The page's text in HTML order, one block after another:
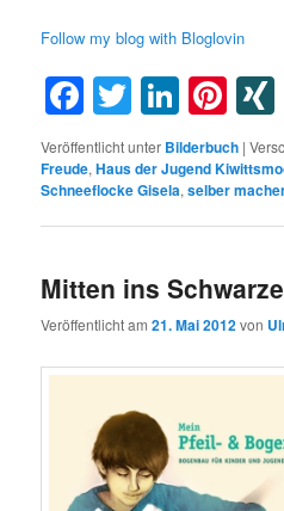
Follow my blog with Bloglovin
Facebook
Twitter
Veröffentlicht unter Bilderbuch |
Freude,Haus der Jugend
Schneeflocke Gisela,selber
Mitten ins Schwarze
Veröffentlicht am21. Mai 2012von